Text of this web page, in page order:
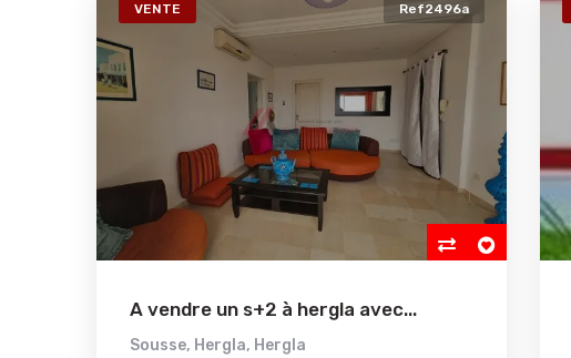
VENTE Ref2496a
A vendre un s+2 à hergla avec...
Sousse, Hergla, Hergla